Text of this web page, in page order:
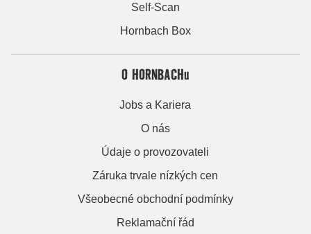
Self-Scan
Hornbach Box
O HORNBACHu
Jobs a Kariera
O nás
Údaje o provozovateli
Záruka trvale nízkých cen
Všeobecné obchodní podmínky
Reklamační řád